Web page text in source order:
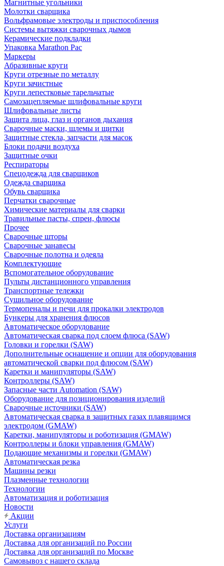
Магнитные угольники
Молотки сварщика
Вольфрамовые электроды и приспособления
Системы вытяжки сварочных дымов
Керамические подкладки
Упаковка Marathon Pac
Маркеры
Абразивные круги
Круги отрезные по металлу
Круги зачистные
Круги лепестковые тарельчатые
Самозацепляемые шлифовальные круги
Шлифовальные листы
Защита лица, глаз и органов дыхания
Сварочные маски, шлемы и щитки
Защитные стекла, запчасти для масок
Блоки подачи воздуха
Защитные очки
Респираторы
Спецодежда для сварщиков
Одежда сварщика
Обувь сварщика
Перчатки сварочные
Химические материалы для сварки
Травильные пасты, спреи, флюсы
Прочее
Сварочные шторы
Сварочные занавесы
Сварочные полотна и одеяла
Комплектующие
Вспомогательное оборудование
Пульты дистанционного управления
Транспортные тележки
Сушильное оборудование
Термопеналы и печи для прокалки электродов
Бункеры для хранения флюсов
Автоматическое оборудование
Автоматическая сварка под слоем флюса (SAW)
Головки и горелки (SAW)
Дополнительные оснащение и опции для оборудования
автоматической сварки под флюсом (SAW)
Каретки и манипуляторы (SAW)
Контроллеры (SAW)
Запасные части Automation (SAW)
Оборудование для позиционирования изделий
Сварочные источники (SAW)
Автоматическая сварка в защитных газах плавящимся
электродом (GMAW)
Каретки, манипуляторы и роботизация (GMAW)
Контроллеры и блоки управления (GMAW)
Подающие механизмы и горелки (GMAW)
Автоматическая резка
Машины резки
Плазменные технологии
Технологии
Автоматизация и роботизация
Новости
Акции
Услуги
Доставка организациям
Доставка для организаций по России
Доставка для организаций по Москве
Самовывоз с нашего склада